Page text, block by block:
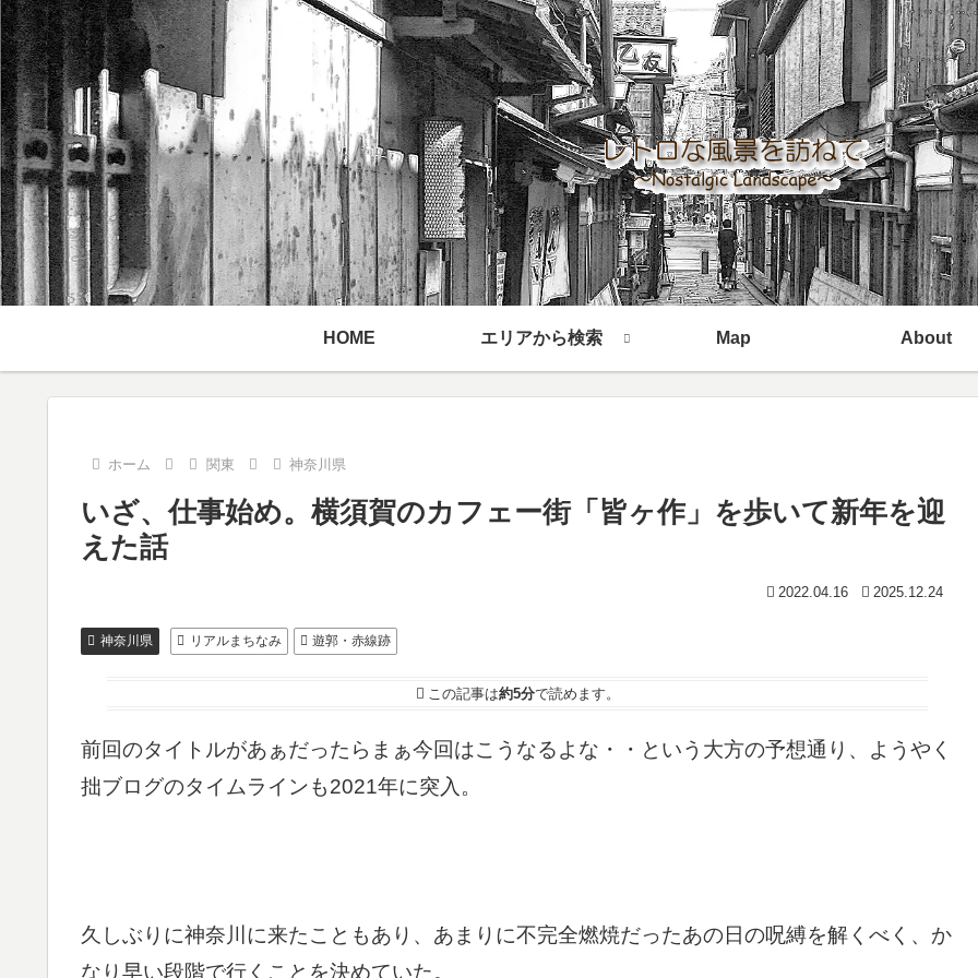
HOME エリアから検索 Map About
ホーム 関東 神奈川県
いざ、仕事始め。横須賀のカフェー街「皆ヶ作」を歩いて新年を迎
えた話
2022.04.16 2025.12.24
神奈川県 リアルまちなみ 遊郭・赤線跡
この記事は約5分で読めます。
前回のタイトルがあぁだったらまぁ今回はこうなるよな・・という大方の予想通り、ようやく
拙ブログのタイムラインも2021年に突入。
久しぶりに神奈川に来たこともあり、あまりに不完全燃焼だったあの日の呪縛を解くべく、か
なり早い段階で行くことを決めていた。